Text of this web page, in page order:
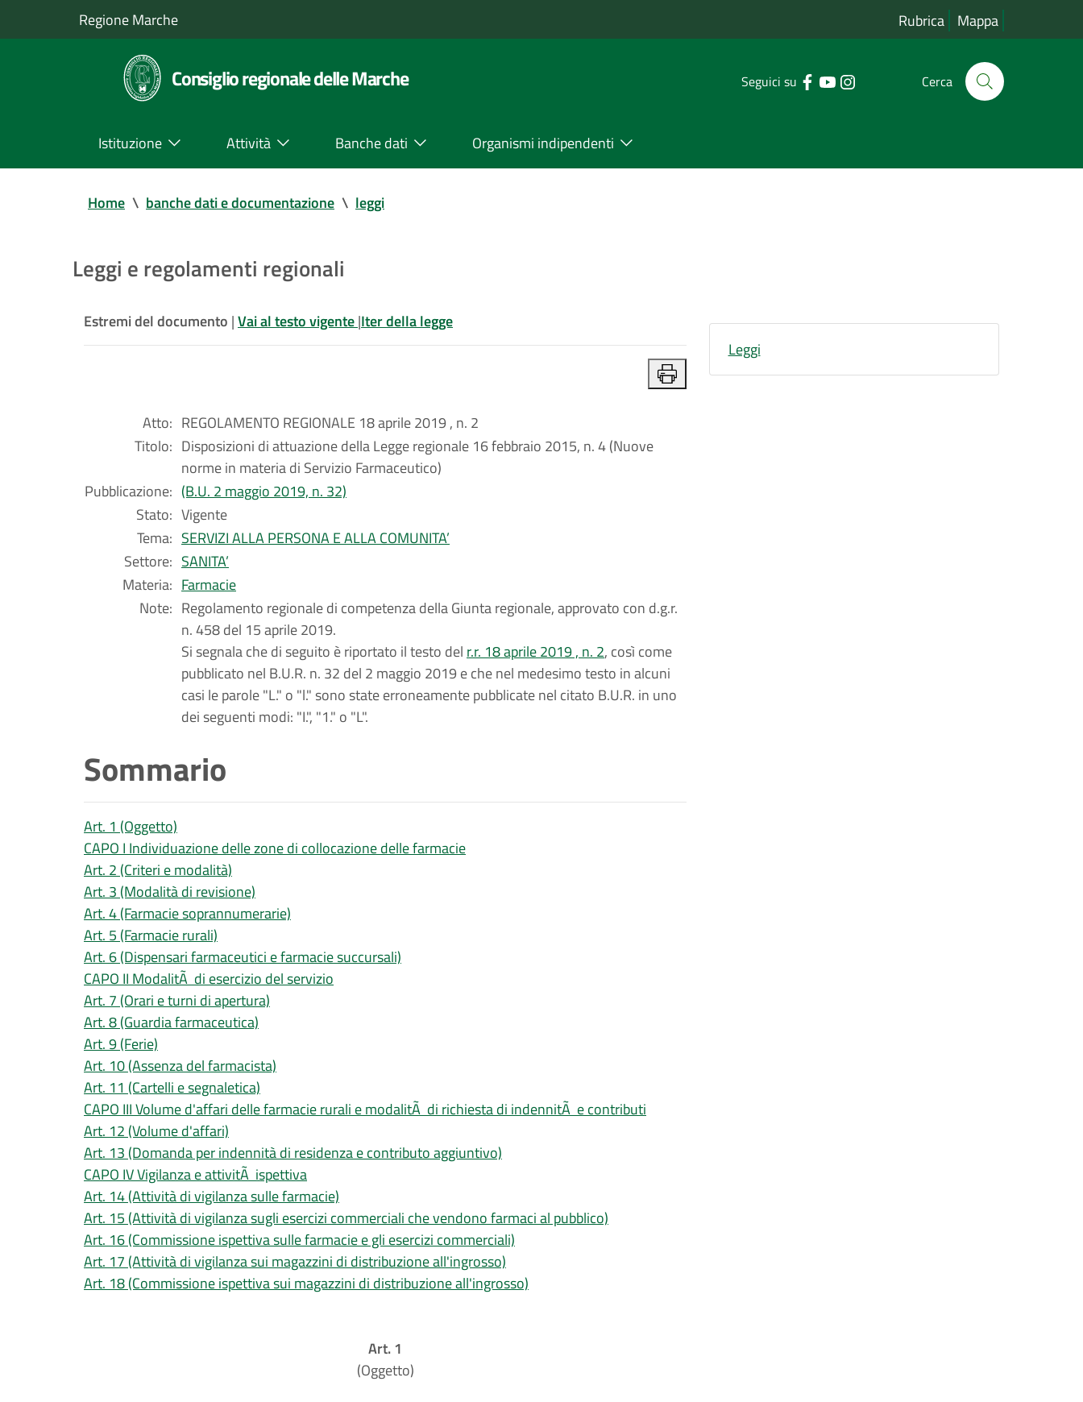
Regione Marche Rubrica Mappa
Consiglio regionale delle Marche Seguici su Cerca
Istituzione Attività Banche dati Organismi indipendenti
Home \ banche dati e documentazione \ leggi
Leggi e regolamenti regionali
Estremi del documento |Vai al testo vigente|Iter della legge
Atto: REGOLAMENTO REGIONALE 18 aprile 2019 , n. 2
Titolo: Disposizioni di attuazione della Legge regionale 16 febbraio 2015, n. 4 (Nuove
norme in materia di Servizio Farmaceutico)
Pubblicazione: (B.U. 2 maggio 2019, n. 32)
Stato: Vigente
Tema: SERVIZI ALLA PERSONA E ALLA COMUNITA’
Settore: SANITA’
Materia: Farmacie
Note: Regolamento regionale di competenza della Giunta regionale, approvato con d.g.r.
n. 458 del 15 aprile 2019.
Si segnala che di seguito è riportato il testo del r.r. 18 aprile 2019 , n. 2, così come
pubblicato nel B.U.R. n. 32 del 2 maggio 2019 e che nel medesimo testo in alcuni
casi le parole "L." o "l." sono state erroneamente pubblicate nel citato B.U.R. in uno
dei seguenti modi: "I.", "1." o "L".
Sommario
Art. 1 (Oggetto)
CAPO I Individuazione delle zone di collocazione delle farmacie
Art. 2 (Criteri e modalità)
Art. 3 (Modalità di revisione)
Art. 4 (Farmacie soprannumerarie)
Art. 5 (Farmacie rurali)
Art. 6 (Dispensari farmaceutici e farmacie succursali)
CAPO II ModalitÃ di esercizio del servizio
Art. 7 (Orari e turni di apertura)
Art. 8 (Guardia farmaceutica)
Art. 9 (Ferie)
Art. 10 (Assenza del farmacista)
Art. 11 (Cartelli e segnaletica)
CAPO III Volume d'affari delle farmacie rurali e modalitÃ di richiesta di indennitÃ e contributi
Art. 12 (Volume d'affari)
Art. 13 (Domanda per indennità di residenza e contributo aggiuntivo)
CAPO IV Vigilanza e attivitÃ ispettiva
Art. 14 (Attività di vigilanza sulle farmacie)
Art. 15 (Attività di vigilanza sugli esercizi commerciali che vendono farmaci al pubblico)
Art. 16 (Commissione ispettiva sulle farmacie e gli esercizi commerciali)
Art. 17 (Attività di vigilanza sui magazzini di distribuzione all'ingrosso)
Art. 18 (Commissione ispettiva sui magazzini di distribuzione all'ingrosso)
Art. 1
(Oggetto)
Leggi